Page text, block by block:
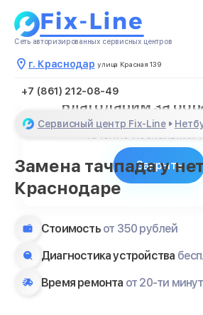
Сеть авторизированных сервисных центров
г. Краснодар улица Красная 139
+7 (861) 212-08-49
Сервисный центр Fix-Line
Замена тачпада у
Краснодаре
Стоимость от 350 рублей
Диагностика устройства
Время ремонта от 20-ти минут
Благодарим за
Менеджер свяжется с
течение нескольких
Закрыть